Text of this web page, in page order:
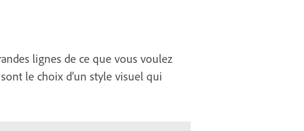
lignes de ce que vous voulez
le choix d’un style visuel qui